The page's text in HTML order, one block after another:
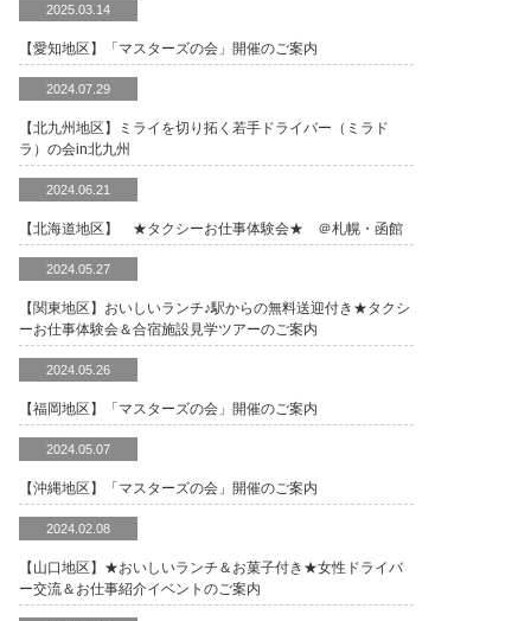
2025.03.14
【愛知地区】「マスターズの会」開催のご案内
2024.07.29
【北九州地区】ミライを切り拓く若手ドライバー（ミラド
ラ）の会in北九州
2024.06.21
【北海道地区】 ★タクシーお仕事体験会★ ＠札幌・函館
2024.05.27
【関東地区】おいしいランチ♪駅からの無料送迎付き★タクシ
ーお仕事体験会＆合宿施設見学ツアーのご案内
2024.05.26
【福岡地区】「マスターズの会」開催のご案内
2024.05.07
【沖縄地区】「マスターズの会」開催のご案内
2024.02.08
【山口地区】★おいしいランチ＆お菓子付き★女性ドライバ
ー交流＆お仕事紹介イベントのご案内